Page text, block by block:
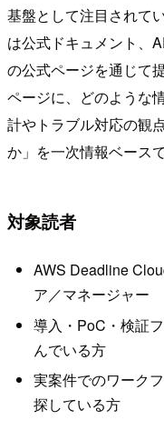
基盤として注目されて
は公式ドキュメント、
の公式ページを通じて
ページに、どのような
計やトラブル対応の観
か」を一次情報ベース
対象読者
AWS Deadline
ア／マネージャー
導入・PoC・検証
んでいる方
実案件でのワーク
探している方